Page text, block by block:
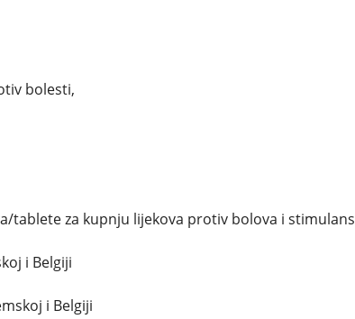
bolesti,
tablete za kupnju lijekova protiv bolova i
i Belgiji
i Belgiji